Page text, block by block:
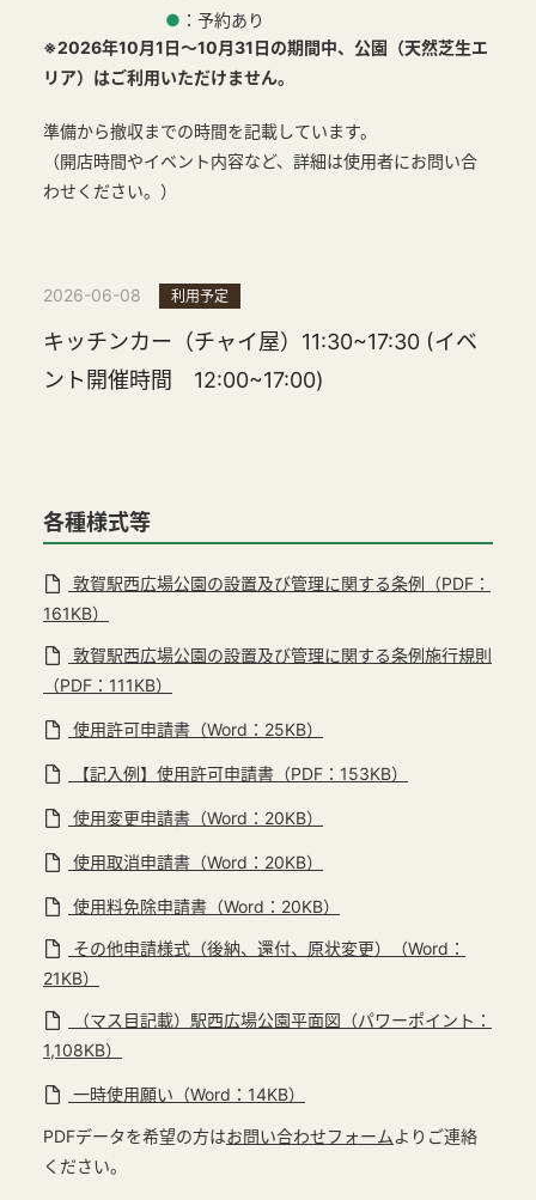
● ：予約あり
※2026年10月1日～10月31日の期間中、公園（天然芝生エ
リア）はご利用いただけません。
準備から撤収までの時間を記載しています。
（開店時間やイベント内容など、詳細は使用者にお問い合
わせください。）
2026-06-08 利用予定
キッチンカー（チャイ屋）11:30~17:30 (イベ
ント開催時間 12:00~17:00)
各種様式等
敦賀駅西広場公園の設置及び管理に関する条例（PDF：
161KB）
敦賀駅西広場公園の設置及び管理に関する条例施行規則
（PDF：111KB）
使用許可申請書（Word：25KB）
【記入例】使用許可申請書（PDF：153KB）
使用変更申請書（Word：20KB）
使用取消申請書（Word：20KB）
使用料免除申請書（Word：20KB）
その他申請様式（後納、還付、原状変更）（Word：
21KB）
（マス目記載）駅西広場公園平面図（パワーポイント：
1,108KB）
一時使用願い（Word：14KB）
PDFデータを希望の方はお問い合わせフォームよりご連絡
ください。